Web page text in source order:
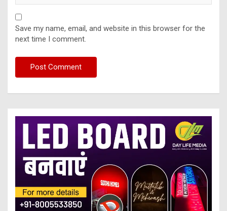
Save my name, email, and website in this browser for the
next time I comment.